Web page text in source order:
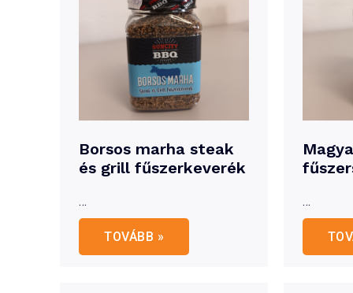
Borsos marha steak
és grill fűszerkeverék
…
Borsos
marha
steak
TOVÁBB »
…